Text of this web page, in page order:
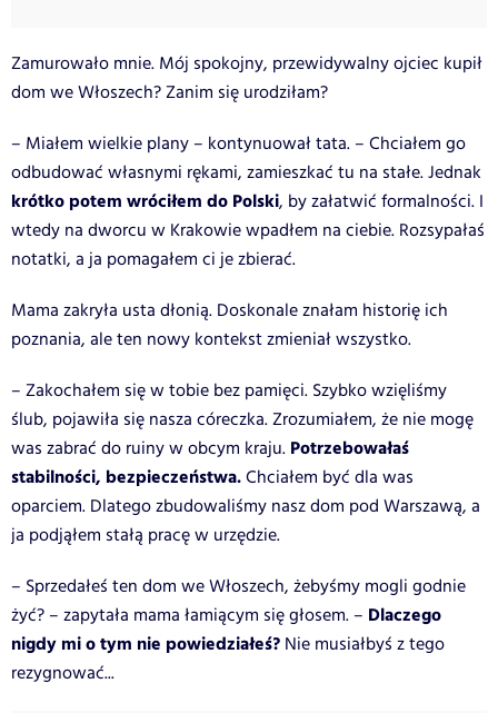
Zamurowało mnie. Mój spokojny, przewidywalny ojciec kupił
dom we Włoszech? Zanim się urodziłam?
– Miałem wielkie plany – kontynuował tata. – Chciałem go
odbudować własnymi rękami, zamieszkać tu na stałe. Jednak
krótko potem wróciłem do Polski, by załatwić formalności. I
wtedy na dworcu w Krakowie wpadłem na ciebie. Rozsypałaś
notatki, a ja pomagałem ci je zbierać.
Mama zakryła usta dłonią. Doskonale znałam historię ich
poznania, ale ten nowy kontekst zmieniał wszystko.
– Zakochałem się w tobie bez pamięci. Szybko wzięliśmy
ślub, pojawiła się nasza córeczka. Zrozumiałem, że nie mogę
was zabrać do ruiny w obcym kraju. Potrzebowałaś
stabilności, bezpieczeństwa.Chciałem być dla was
oparciem. Dlatego zbudowaliśmy nasz dom pod Warszawą, a
ja podjąłem stałą pracę w urzędzie.
– Sprzedałeś ten dom we Włoszech, żebyśmy mogli godnie
żyć? – zapytała mama łamiącym się głosem. – Dlaczego
nigdy mi o tym nie powiedziałeś? Nie musiałbyś z tego
rezygnować...